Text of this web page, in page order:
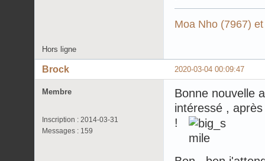
Moa Nho (7967)
Hors ligne
2020-03-04 00:09:47
Brock
Membre
Inscription : 2014-03-31
Messages : 159
Bonne nouvelle
intéressé ,
!